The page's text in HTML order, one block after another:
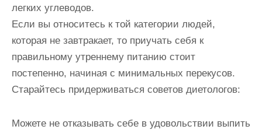
легких углеводов.
Если вы относитесь к той категории людей,
которая не завтракает, то приучать себя к
правильному утреннему питанию стоит
постепенно, начиная с минимальных перекусов.
Старайтесь придерживаться советов диетологов:
Можете не отказывать себе в удовольствии выпить